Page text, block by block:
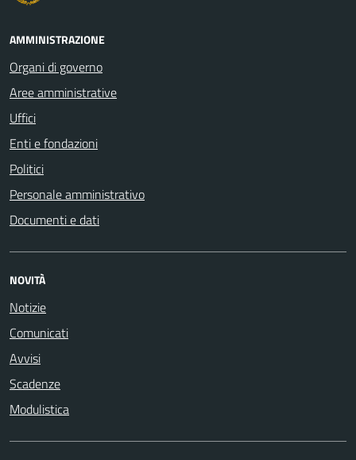
AMMINISTRAZIONE
Organi di governo
Aree amministrative
Uffici
Enti e fondazioni
Politici
Personale amministrativo
Documenti e dati
NOVITÀ
Notizie
Comunicati
Avvisi
Scadenze
Modulistica